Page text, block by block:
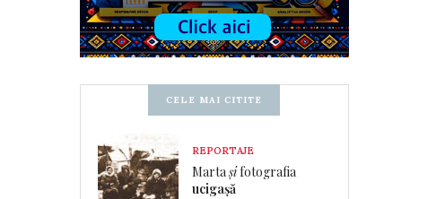
CELE MAI CITITE
REPORTAJE
Martașifotografia
ucigașă